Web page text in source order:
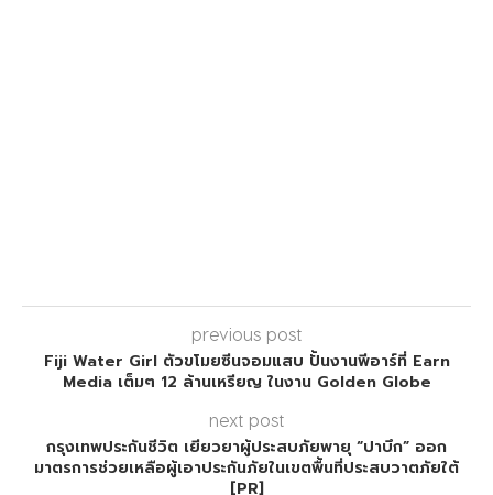
previous post
Fiji Water Girl ตัวขโมยซีนจอมแสบ ปั้นงานพีอาร์ที่ Earn
Media เต็มๆ 12 ล้านเหรียญ ในงาน Golden Globe
next post
กรุงเทพประกันชีวิต เยียวยาผู้ประสบภัยพายุ “ปาบึก” ออก
มาตรการช่วยเหลือผู้เอาประกันภัยในเขตพื้นที่ประสบวาตภัยใต้
[PR]